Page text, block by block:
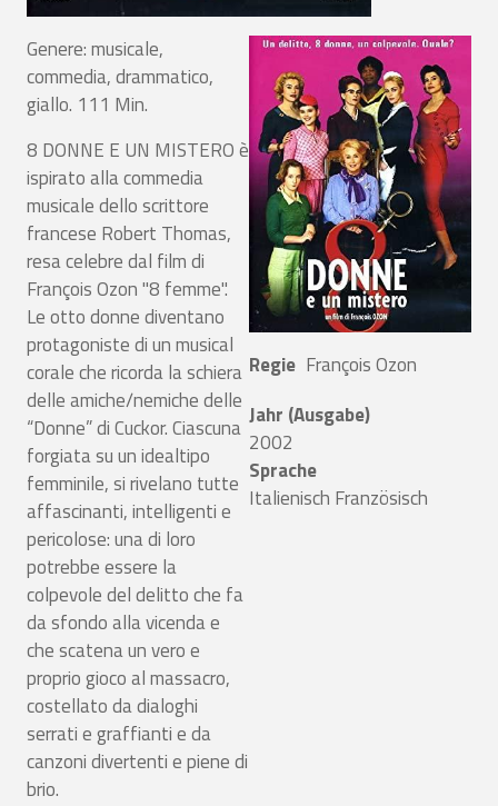
Genere: musicale,
commedia, drammatico,
giallo. 111 Min.
8 DONNE E UN MISTERO è
ispirato alla commedia
musicale dello scrittore
francese Robert Thomas,
resa celebre dal film di
François Ozon "8 femme".
Le otto donne diventano
protagoniste di un musical
corale che ricorda la schiera
delle amiche/nemiche delle
“Donne” di Cuckor. Ciascuna
forgiata su un idealtipo
femminile, si rivelano tutte
affascinanti, intelligenti e
pericolose: una di loro
potrebbe essere la
colpevole del delitto che fa
da sfondo alla vicenda e
che scatena un vero e
proprio gioco al massacro,
costellato da dialoghi
serrati e graffianti e da
canzoni divertenti e piene di
brio.
Regie François Ozon
Jahr (Ausgabe)
2002
Sprache
Italienisch Französisch